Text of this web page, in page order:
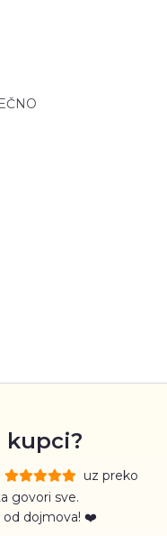
kupci?
uz preko
govori sve.
od dojmova! ❤️